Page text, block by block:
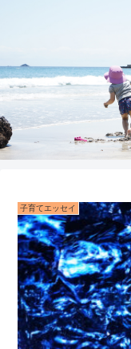
子育てエッセイ